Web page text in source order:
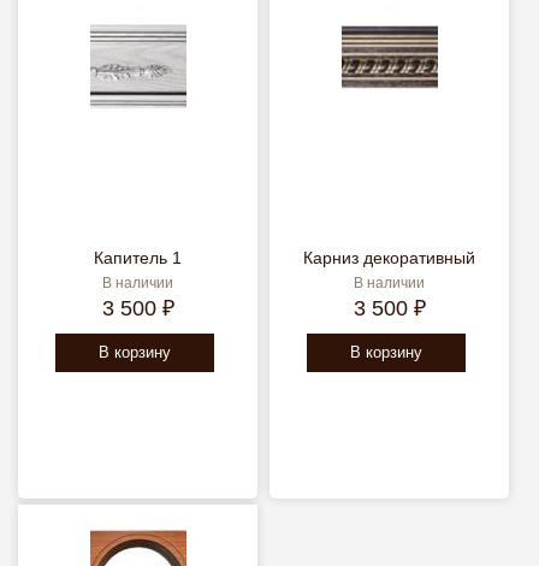
Капитель 1
В наличии
3 500 ₽
В корзину
Карниз декоративный
В наличии
3 500 ₽
В корзину